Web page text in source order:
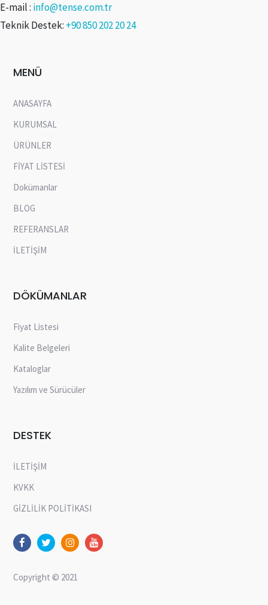
E-mail : info@tense.com.tr
Teknik Destek: +90 850 202 20 24
MENÜ
ANASAYFA
KURUMSAL
ÜRÜNLER
FİYAT LİSTESİ
Dokümanlar
BLOG
REFERANSLAR
İLETİŞİM
DÖKÜMANLAR
Fiyat Listesi
Kalite Belgeleri
Kataloglar
Yazılım ve Sürücüler
DESTEK
İLETİŞİM
KVKK
GİZLİLİK POLİTİKASI
Copyright © 2021